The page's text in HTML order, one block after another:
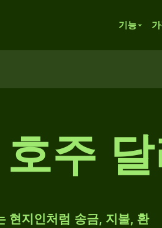
기능
주 달
현지인처럼 송금, 지불, 환